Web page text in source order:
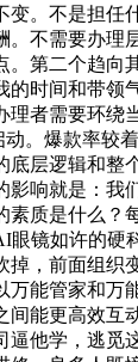
变。不是担任
。不需要办理
。第二个趋向
的时间和带领
理者需要环绕
动。爆款率较
层逻辑和整
影响就是：我
素质是什么？
眼镜如许的硬
掉，前面组织
万能管家和万
间能更高效互
逼他学，逃觅